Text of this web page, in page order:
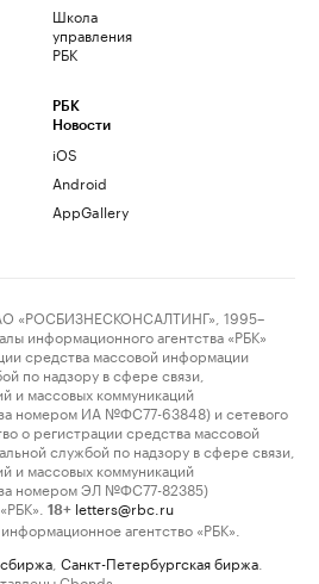
Школа
управления
РБК
РБК
Новости
iOS
Android
AppGallery
«РОСБИЗНЕСКОНСАЛТИНГ», 1995–
информационного агентства «РБК»
средства массовой информации
по надзору в сфере связи,
и массовых коммуникаций
номером ИА №ФС77-63848) и сетевого
о регистрации средства массовой
службой по надзору в сфере связи,
и массовых коммуникаций
номером ЭЛ №ФС77-82385)
18+ letters@rbc.ru
агентство «РБК».
Санкт-Петербургская биржа